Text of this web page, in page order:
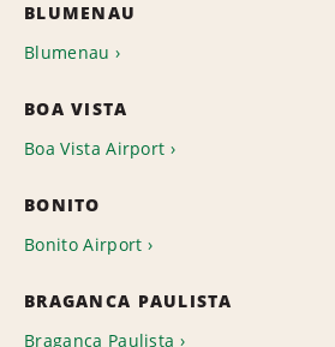
BLUMENAU
Blumenau
BOA VISTA
Boa Vista Airport
BONITO
Bonito Airport
BRAGANCA PAULISTA
Braganca Paulista